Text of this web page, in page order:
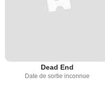
Dead End
Date de sortie inconnue